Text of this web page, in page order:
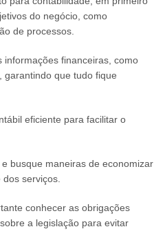
do negócio, como
de processos.
informações financeiras, como
garantindo que tudo fique
eficiente para facilitar o
busque maneiras de economizar
serviços.
conhecer as obrigações
a legislação para evitar